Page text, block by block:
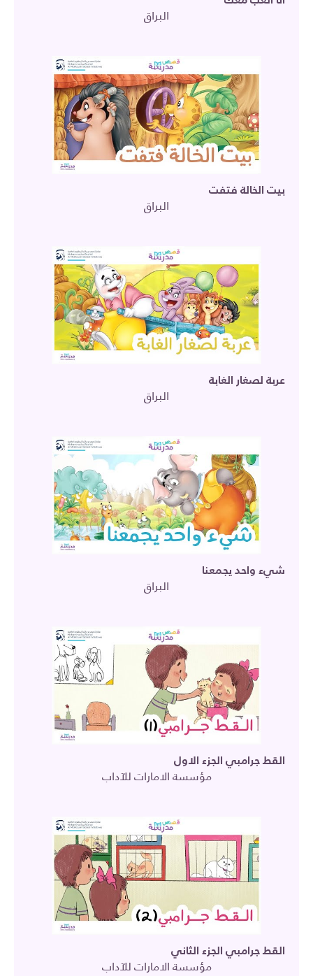
البراق
بيت الخالة فتفت
البراق
عربة لصغار الغابة
البراق
شيء واحد يجمعنا
البراق
القط جرامبي الجزء الاول
مؤسسة الامارات للآداب
القط جرامبي الجزء الثاني
مؤسسة الامارات للآداب